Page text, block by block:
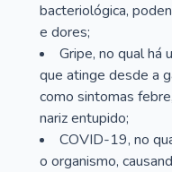
bacteriológica,
e dores;
Gripe, no qual há
que atinge desde a
como sintomas
nariz entupido;
COVID-19, no
o organismo,